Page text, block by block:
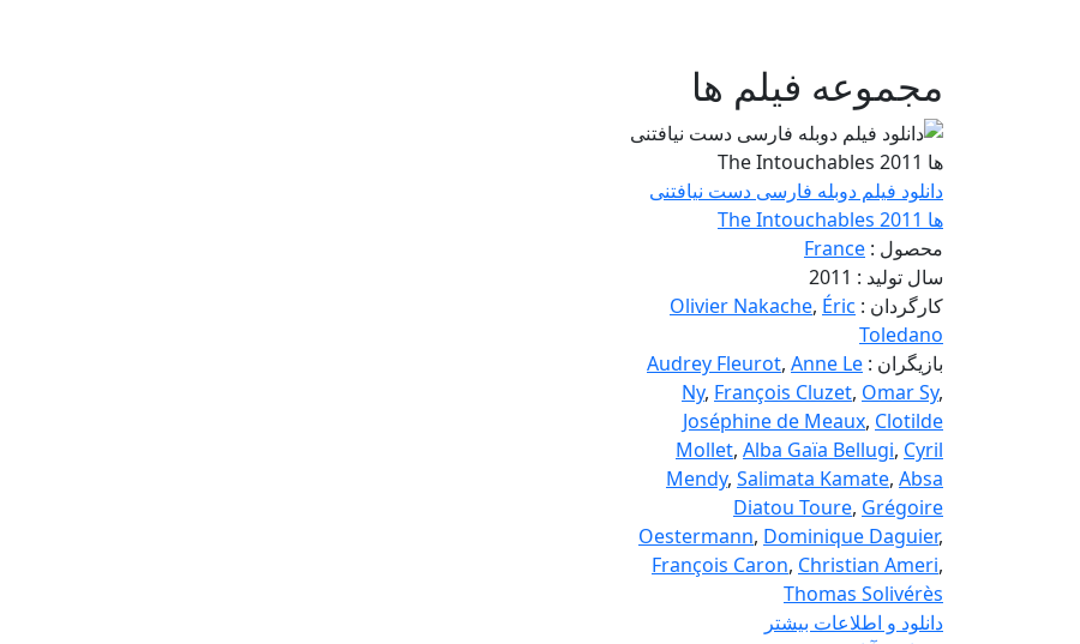
مجموعه فیلم ها
دانلود فیلم دوبله فارسی دست نیافتنی
ها The Intouchables 2011
محصول : France
سال تولید : 2011
کارگردان :
Olivier Nakache, Éric
Toledano
بازیگران :
Audrey Fleurot, Anne Le
Ny, François Cluzet, Omar Sy,
Joséphine de Meaux, Clotilde
Mollet, Alba Gaïa Bellugi, Cyril
Mendy, Salimata Kamate, Absa
Diatou Toure, Grégoire
Oestermann, Dominique Daguier,
François Caron, Christian Ameri,
Thomas Solivérès
دانلود و اطلاعات بیشتر